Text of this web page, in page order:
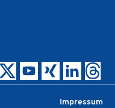
Impressum